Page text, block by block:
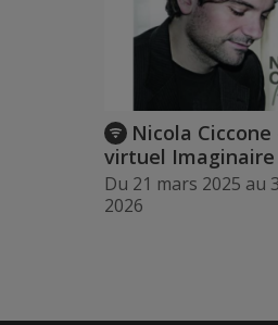
Nicola
virtuel Imaginaire
Du 21 mars 2025 au
2026